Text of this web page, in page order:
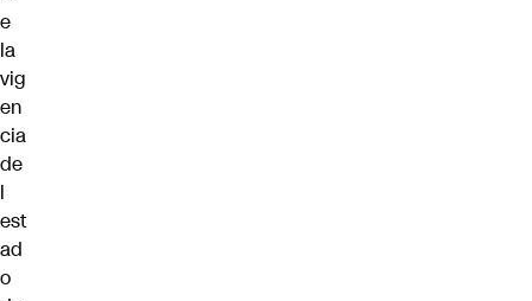
e
la
vig
en
cia
de
l
est
ad
o